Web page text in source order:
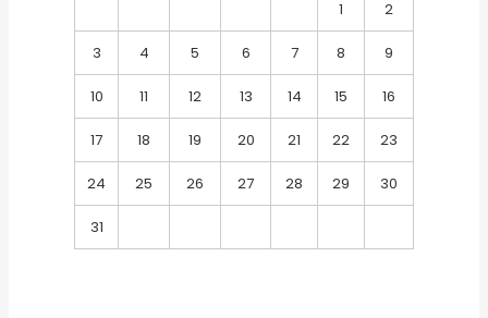
1 2
3 4 5 6 7 8 9
10 11 12 13 14 15 16
17 18 19 20 21 22 23
24 25 26 27 28 29 30
31